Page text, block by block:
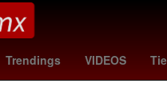
Trendings VIDEOSHenipavirus